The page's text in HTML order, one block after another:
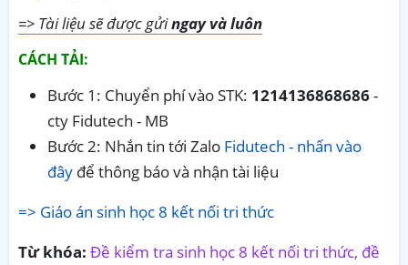
=> Tài liệu sẽ được gửingay và luôn
CÁCH TẢI:
Bước 1: Chuyển phí vào STK: 1214136868686-
cty Fidutech - MB
Bước 2: Nhắn tin tới Zalo Fidutech - nhấn vào
đây để thông báo và nhận tài liệu
=> Giáo án sinh học 8 kết nối tri thức
Từ khóa: Đề kiểm tra sinh học 8 kết nối tri thức, đề